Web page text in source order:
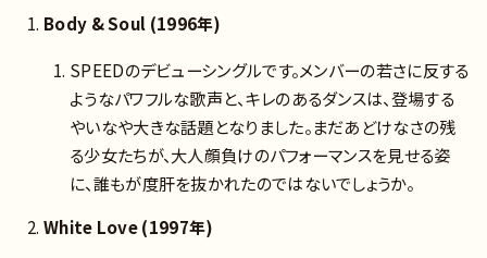
Body & Soul (1996年)
SPEEDのデビューシングルです。メンバーの若さに反する
ようなパワフルな歌声と、キレのあるダンスは、登場する
やいなや大きな話題となりました。まだあどけなさの残
る少女たちが、大人顔負けのパフォーマンスを見せる姿
に、誰もが度肝を抜かれたのではないでしょうか。
White Love (1997年)